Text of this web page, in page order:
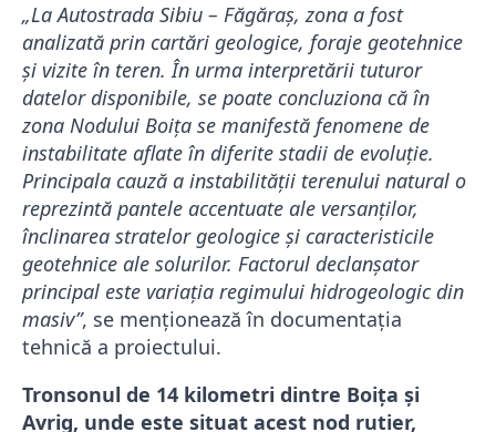
„La Autostrada Sibiu – Făgăraș, zona a fost
analizată prin cartări geologice, foraje geotehnice
și vizite în teren. În urma interpretării tuturor
datelor disponibile, se poate concluziona că în
zona Nodului Boița se manifestă fenomene de
instabilitate aflate în diferite stadii de evoluție.
Principala cauză a instabilității terenului natural o
reprezintă pantele accentuate ale versanților,
înclinarea stratelor geologice și caracteristicile
geotehnice ale solurilor. Factorul declanșator
principal este variația regimului hidrogeologic din
masiv”, se menționează în documentația
tehnică a proiectului.
Tronsonul de 14 kilometri dintre Boița și
Avrig, unde este situat acest nod rutier,